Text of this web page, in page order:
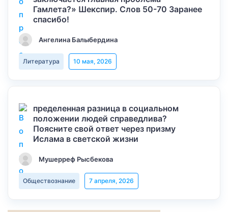
Гамлета?» Шекспир. Слов 50-70 Заранее
спасибо!
Ангелина Балыбердина
Литература 10 мая, 2026
пределенная разница в социальном
положении людей справедлива?
Поясните свой ответ через призму
Ислама в светской жизни
Мушерреф Рысбекова
Обществознание 7 апреля, 2026